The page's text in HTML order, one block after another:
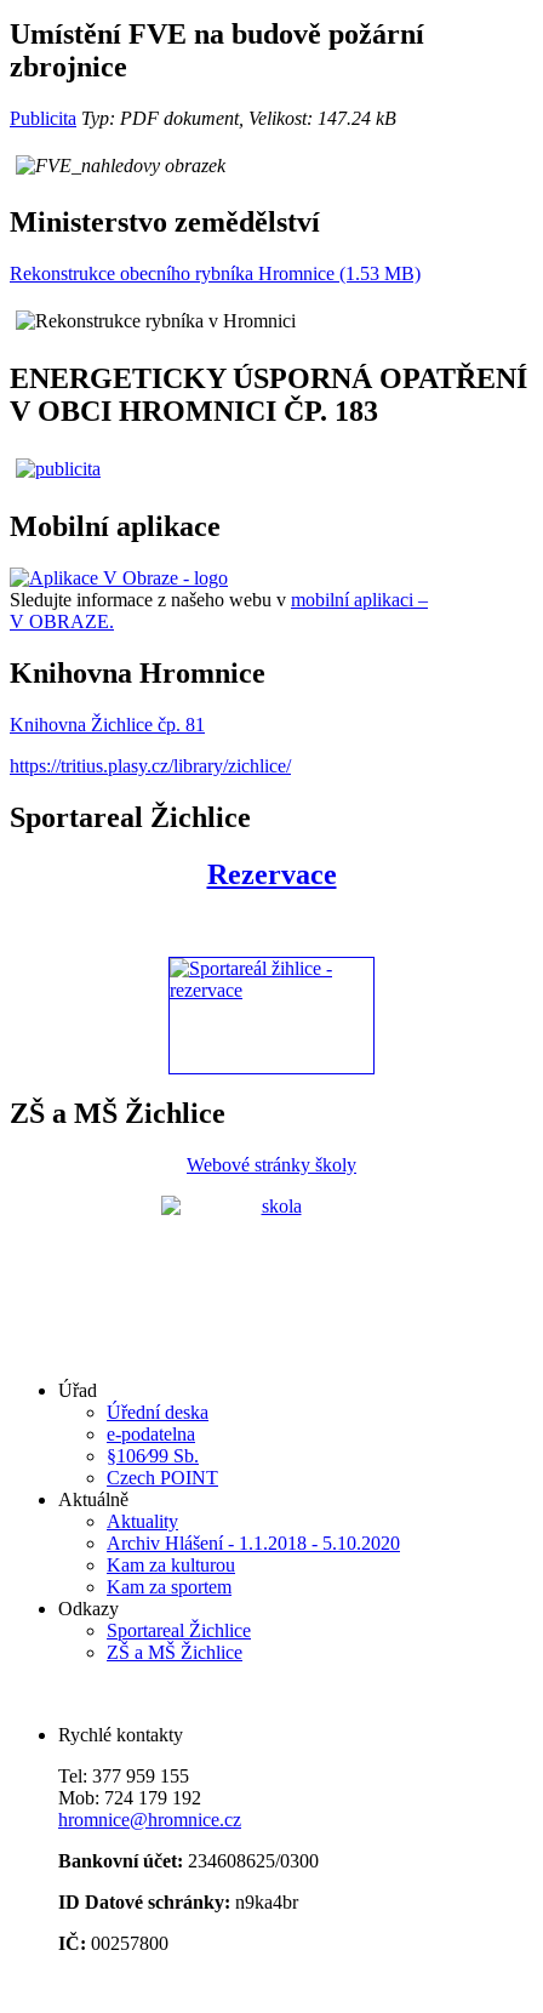
Umístění FVE na budově požární
zbrojnice
Publicita Typ: PDF dokument, Velikost: 147.24 kB
Ministerstvo zemědělství
Rekonstrukce obecního rybníka Hromnice (1.53 MB)
ENERGETICKY ÚSPORNÁ OPATŘENÍ
V OBCI HROMNICI ČP. 183
Mobilní aplikace
Sledujte informace z našeho webu v mobilní aplikaci –
V OBRAZE.
Knihovna Hromnice
Knihovna Žichlice čp. 81
https://tritius.plasy.cz/library/zichlice/
Sportareal Žichlice
Rezervace
ZŠ a MŠ Žichlice
Webové stránky školy
Úřad
Úřední deska
e-podatelna
§106⁄99 Sb.
Czech POINT
Aktuálně
Aktuality
Archiv Hlášení - 1.1.2018 - 5.10.2020
Kam za kulturou
Kam za sportem
Odkazy
Sportareal Žichlice
ZŠ a MŠ Žichlice
Rychlé kontakty
Tel: 377 959 155
Mob: 724 179 192
hromnice@hromnice.cz
Bankovní účet: 234608625/0300
ID Datové schránky: n9ka4br
IČ: 00257800